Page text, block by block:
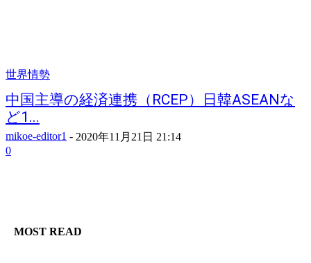
世界情勢
中国主導の経済連携（RCEP）日韓ASEANな
ど1...
mikoe-editor1 - 2020年11月21日 21:14
0
MOST READ